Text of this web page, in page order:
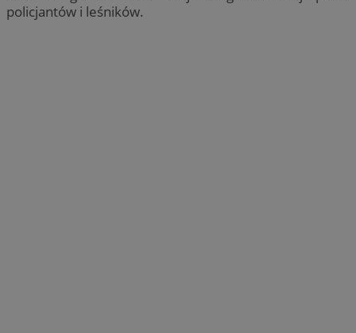
policjantów i leśników.